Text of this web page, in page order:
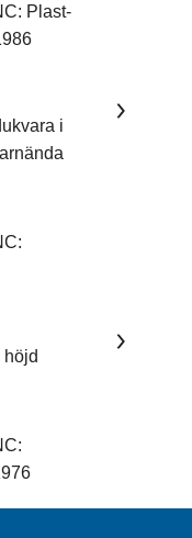
Plast-
i
höjd